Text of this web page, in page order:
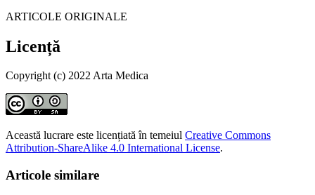
ARTICOLE ORIGINALE
Licență
Copyright (c) 2022 Arta Medica
Această lucrare este licențiată în temeiul Creative Commons
Attribution-ShareAlike 4.0 International License.
Articole similare